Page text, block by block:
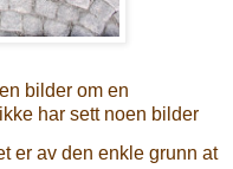
bilder om en
har sett noen bilder
er av den enkle grunn at